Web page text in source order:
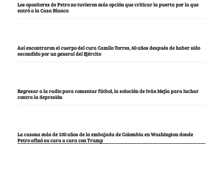
Los opositores de Petro no tuvieron más opción que criticar la puerta por la que
entró a la Casa Blanca
Así encontraron el cuerpo del cura Camilo Torres, 60 años después de haber sido
escondido por un general del Ejército
Regresar a la radio para comentar fútbol, la solución de Iván Mejía para luchar
contra la depresión
La casona más de 100 años de la embajada de Colombia en Washington donde
Petro afinó su cara a cara con Trump